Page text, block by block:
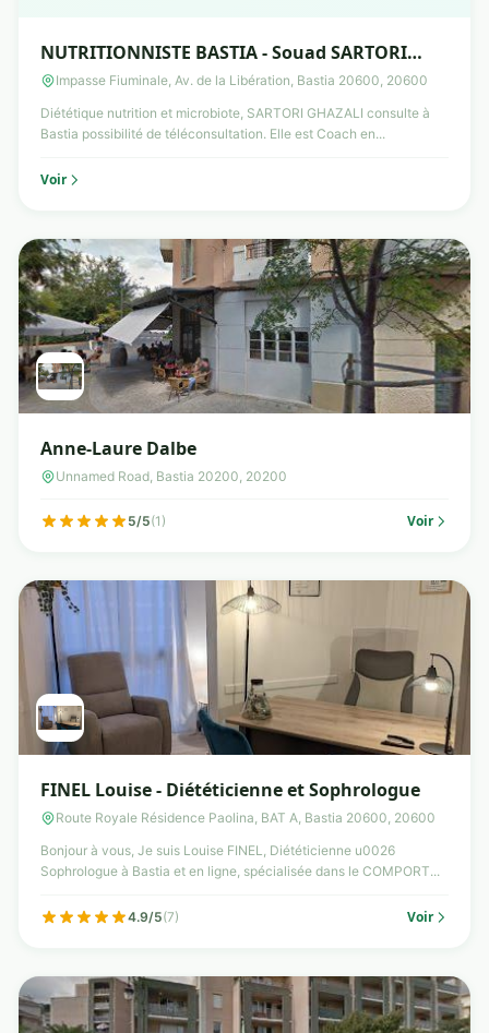
NUTRITIONNISTE BASTIA - Souad SARTORI
GHAZALI
Impasse Fiuminale, Av. de la Libération, Bastia 20600, 20600
Diététique nutrition et microbiote, SARTORI GHAZALI consulte à
Bastia possibilité de téléconsultation. Elle est Coach en...
Voir
Anne-Laure Dalbe
Unnamed Road, Bastia 20200, 20200
5/5(1) Voir
FINEL Louise - Diététicienne et Sophrologue
Route Royale Résidence Paolina, BAT A, Bastia 20600, 20600
Bonjour à vous, Je suis Louise FINEL, Diététicienne u0026
Sophrologue à Bastia et en ligne, spécialisée dans le COMPORT...
4.9/5(7) Voir